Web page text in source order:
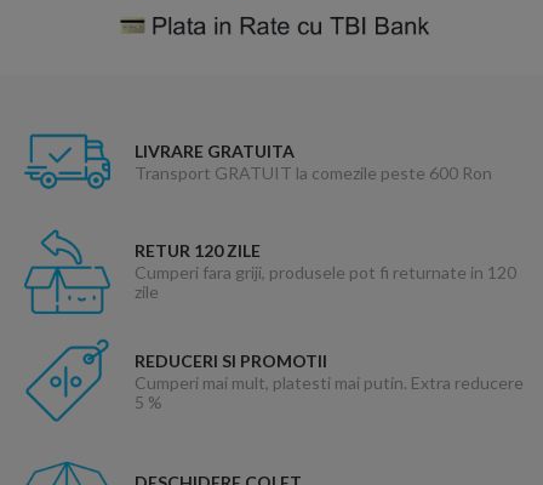
LIVRARE GRATUITA
Transport GRATUIT la comezile peste 600 Ron
RETUR 120 ZILE
Cumperi fara griji, produsele pot fi returnate in 120
zile
REDUCERI SI PROMOTII
Cumperi mai mult, platesti mai putin. Extra reducere
5 %